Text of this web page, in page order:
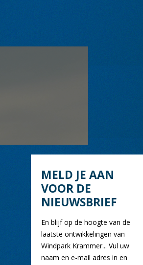
MELD JE AAN
VOOR DE
NIEUWSBRIEF
En blijf op de hoogte van de
laatste ontwikkelingen van
Windpark Krammer... Vul uw
naam en e-mail adres in en